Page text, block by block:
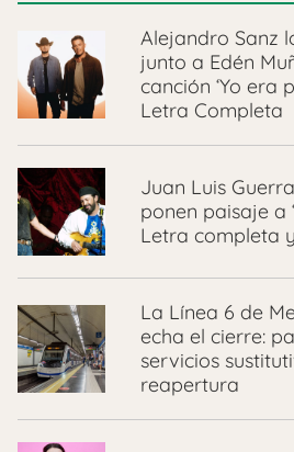
Alejandro Sanz
junto a Edén
canción ‘Yo era
Letra Completa
Juan Luis
ponen paisaje a
Letra completa
La Línea 6 de
echa el cierre:
servicios
reapertura